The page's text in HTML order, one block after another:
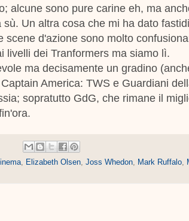
alcune sono pure carine eh, ma
sù. Un altra cosa che mi ha dato
scene d'azione sono molto
livelli dei Tranformers ma siamo lì.
ma decisamente un gradino
America: TWS e Guardiani
sopratutto GdG, che rimane il
, Elizabeth Olsen, Joss Whedon, Mark Ruffalo,